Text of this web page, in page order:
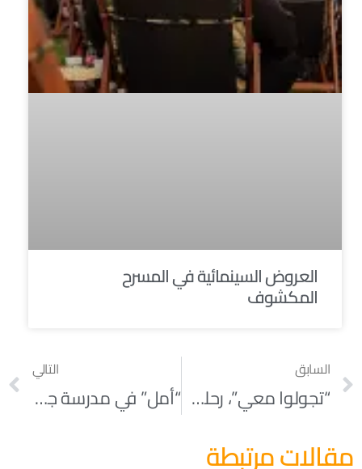
العروض السينمائية في المسرح
المكشوف
السابق
“تجولوا معي”، رحلة “أمل”
التالي
“أمل” في مدرسة جوردان المجتمعية الابتدائية
مقالات مرتبطة